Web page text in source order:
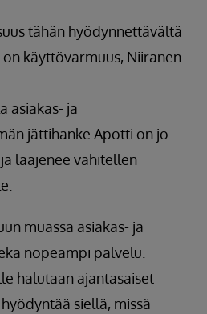
tähän hyödynnettävältä
käyttövarmuus, Niiranen
asiakas- ja
jättihanke Apotti on jo
laajenee vähitellen
muassa asiakas- ja
nopeampi palvelu.
halutaan ajantasaiset
siellä, missä